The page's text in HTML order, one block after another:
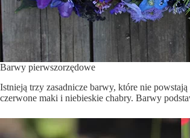
Barwy pierwszorzędowe
Istnieją trzy zasadnicze barwy, które nie
czerwone maki i niebieskie chabry. Barwy